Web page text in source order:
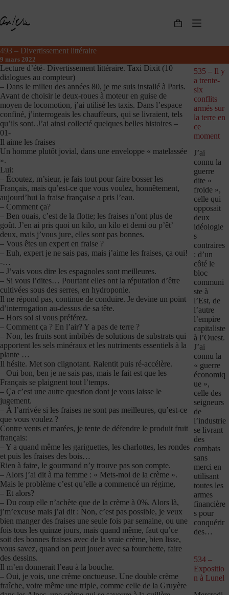
contenu
Panier
493 – Divertissement littéraire
9 mars 2022
Lecture d’été- Divertissement littéraire. Taxi Dixit (10
dialogues au compteur)
– Dans le milieu des années 80, je me suis installé à Paris.
Avant de choisir le deux-roues à moteur en guise de
moyen de locomotion, j’ai utilisé les taxis. Dans l’espace
confiné, j’interrogeais les chauffeurs, qui se livraient, tels
qu’ils sont. J’ai ainsi collecté quelques belles histoires –
01-
Il aime les fraises
Un homme plutôt jovial, dans une enveloppe « matelassée
».
Lui:
– Écoutez, m’sieur, je fais tout pour faire bosser les
Français, mais qu’est-ce que vous voulez, honnêtement,
aujourd’hui la fraise française a pris l’eau.
– Comment ça?
– Ben ouais, c’est de la flotte; les fraises n’ont plus de
goût. J’en ai pris quoi un kilo, un kilo et demi ou p’êt’
deux, mais j’vous jure, elles sont pas bonnes.
– Vous êtes un expert en fraise ?
– Euh, expert je ne sais pas, mais j’aime les fraises, ça oui!
-…
– J’vais vous dire les espagnoles sont meilleures.
– Si vous l’dites… Pourtant elles ont la réputation d’être
cultivées sous des serres, en hydroponie.
Il ne répond pas, continue de conduire. Je devine un point
d’interrogation au-dessus de sa tête.
– Hors sol si vous préférez.
– Comment ça ? En l’air? Y a pas de terre ?
– Non, les fruits sont imbibés de solutions de substrats qui
apportent les sels minéraux et les nutriments essentiels à la
plante …
Il hésite. Met son clignotant. Ralentit puis ré-accélère.
– Oui bon, ben je ne sais pas, mais le fait est que les
Français se plaignent tout l’temps.
– Ça c’est une autre question dont je vous laisse le
jugement.
– À l’arrivée si les fraises ne sont pas meilleures, qu’est-ce
que vous voulez ?
Contre vents et marées, je tente de défendre le produit fruit
français:
– Y a quand même les gariguettes, les charlottes, les rondes
et puis les fraises des bois…
Rien à faire, le gourmand n’y trouve pas son compte.
– Alors j’ai dit à ma femme : « Mets-moi de la crème ».
Mais le problème c’est qu’elle a commencé un régime,
– Et alors?
– Du coup elle n’achète que de la crème à 0%. Alors là,
j’m’excuse mais j’ai dit : Non, c’est pas possible, je veux
bien manger des fraises une seule fois par semaine, ou une
fois tous les quinze jours, mais quand même, faut qu’ce
soit des bonnes fraises avec de la vraie crème, bien lisse,
vous savez, quand on peut jouer avec sa fourchette, faire
des dessins.
Il m’en donnerait l’eau à la bouche.
– Oui, je vois, une crème onctueuse. Une double crème
fraîche, voire même une triple, comme celle de la Gruyère
535 – Il y
a trente-
six
conflits
armés sur
la terre en
ce
moment
J’ai
connu la
guerre
dite «
froide »,
celle qui
opposait
deux
idéologie
s
contraires
: d’un
côté le
bloc
communi
ste à
l’Est, de
l’autre
l’empire
capitaliste
à l’Ouest.
J’ai
connu la
« guerre
économiq
ue »,
celle des
seigneurs
de
l’industrie
se livrant
des
combats
sans
merci en
utilisant
toutes les
armes
financière
s pour
conquérir
des…
534 –
Expositio
n à Lunel